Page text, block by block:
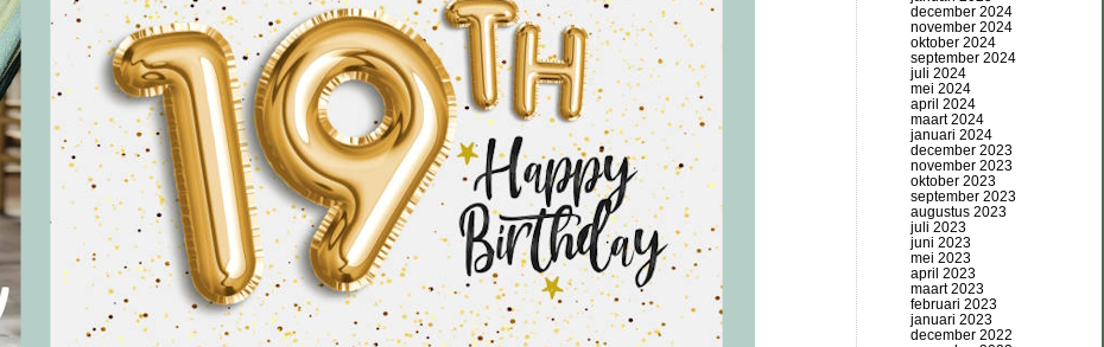
december 2024
november 2024
oktober 2024
september 2024
juli 2024
mei 2024
april 2024
maart 2024
januari 2024
december 2023
november 2023
oktober 2023
september 2023
augustus 2023
juli 2023
juni 2023
mei 2023
april 2023
maart 2023
februari 2023
januari 2023
december 2022